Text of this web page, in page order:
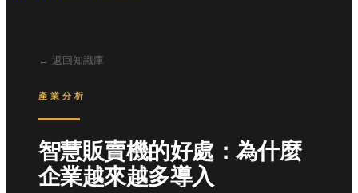
← 返回知識庫
產業分析
智慧販賣機的好處：為什麼
企業越來越多導入